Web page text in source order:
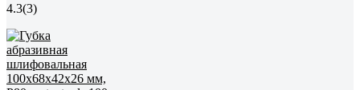
4.3(3)